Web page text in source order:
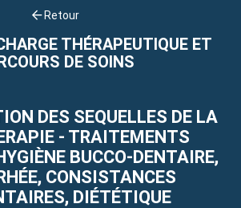
Retour
THÉRAPEUTIQUE ET
DE SOINS
DES SEQUELLES DE LA
- TRAITEMENTS
BUCCO-DENTAIRE,
CONSISTANCES
DIÉTÉTIQUE